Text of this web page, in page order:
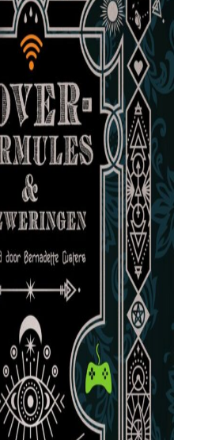
onsprivacybeleid.